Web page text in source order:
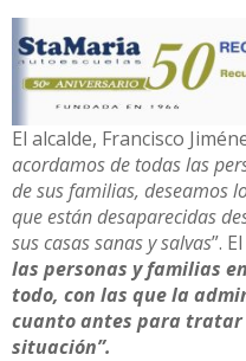
El alcalde, Francisco
acordamos de todas las
de sus familias, deseamos
que están desaparecidas
sus casas sanas y salvas”.
las personas y familias
todo, con las que la
cuanto antes para
situación”.